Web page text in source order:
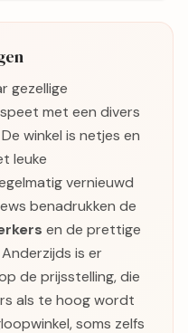
gezellige
met een divers
winkel is netjes en
leuke
vernieuwd
benadrukken de
en de prettige
is er
de prijsstelling, die
als te hoog wordt
soms zelfs